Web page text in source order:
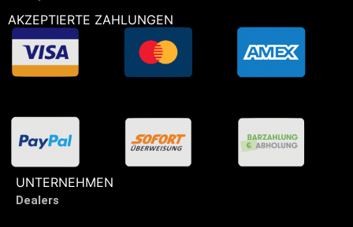
AKZEPTIERTE ZAHLUNGEN
UNTERNEHMEN
Dealers